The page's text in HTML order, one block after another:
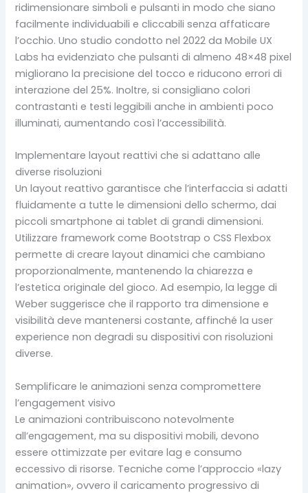
ridimensionare simboli e pulsanti in modo che siano
facilmente individuabili e cliccabili senza affaticare
l’occhio. Uno studio condotto nel 2022 da Mobile UX
Labs ha evidenziato che pulsanti di almeno 48×48 pixel
migliorano la precisione del tocco e riducono errori di
interazione del 25%. Inoltre, si consigliano colori
contrastanti e testi leggibili anche in ambienti poco
illuminati, aumentando così l’accessibilità.
Implementare layout reattivi che si adattano alle
diverse risoluzioni
Un layout reattivo garantisce che l’interfaccia si adatti
fluidamente a tutte le dimensioni dello schermo, dai
piccoli smartphone ai tablet di grandi dimensioni.
Utilizzare framework come Bootstrap o CSS Flexbox
permette di creare layout dinamici che cambiano
proporzionalmente, mantenendo la chiarezza e
l’estetica originale del gioco. Ad esempio, la legge di
Weber suggerisce che il rapporto tra dimensione e
visibilità deve mantenersi costante, affinché la user
experience non degradi su dispositivi con risoluzioni
diverse.
Semplificare le animazioni senza compromettere
l’engagement visivo
Le animazioni contribuiscono notevolmente
all’engagement, ma su dispositivi mobili, devono
essere ottimizzate per evitare lag e consumo
eccessivo di risorse. Tecniche come l’approccio «lazy
animation», ovvero il caricamento progressivo di